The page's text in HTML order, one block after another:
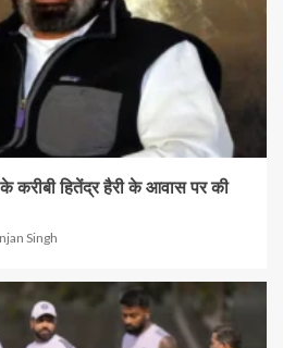
करीबी हितेंद्र हैरी के आवास पर की
Singh